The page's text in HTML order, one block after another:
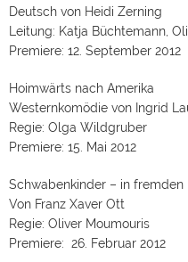
Deutsch von Heidi Zerning
Leitung: Katja Büchtemann,
Premiere: 12. September 2012
Hoimwärts nach Amerika
Westernkomödie von Ingrid
Regie: Olga Wildgruber
Premiere: 15. Mai 2012
Schwabenkinder – in fremden
Von Franz Xaver Ott
Regie: Oliver Moumouris
Premiere: 26. Februar 2012